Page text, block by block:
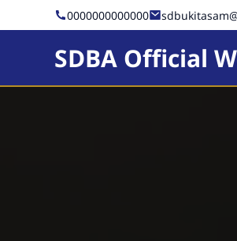
0000000000000
SDBA Official